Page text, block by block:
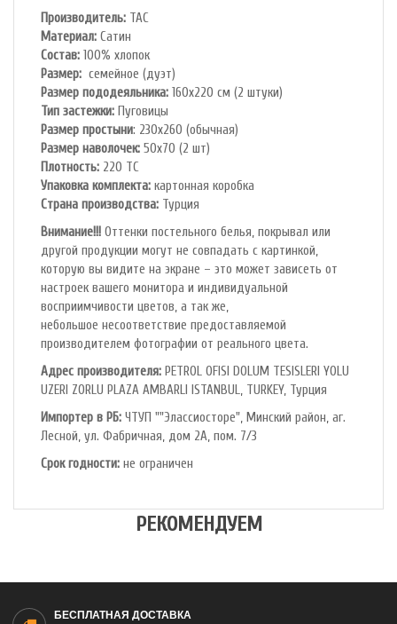
Производитель: TAC
Материал: Сатин
Состав: 100% хлопок
Размер: семейное (дуэт)
Размер пододеяльника: 160х220 см (2 штуки)
Тип застежки: Пуговицы
Размер простыни: 230х260 (обычная)
Размер наволочек: 50х70 (2 шт)
Плотность: 220 ТС
Упаковка комплекта: картонная коробка
Cтрана производства: Турция
Внимание!!! Оттенки постельного белья, покрывал или
другой продукции могут не совпадать с картинкой,
которую вы видите на экране – это может зависеть от
настроек вашего монитора и индивидуальной
восприимчивости цветов, а так же,
небольшое несоответствие предоставляемой
производителем фотографии от реального цвета.
Адрес производителя: PETROL OFlSl DOLUM TESISLERI YOLU
UZERI ZORLU PLAZA AMBARLI ISTANBUL, TURKEY, Турция
Импортер в РБ: ЧТУП ""Элассиосторе", Минский район, аг.
Лесной, ул. Фабричная, дом 2А, пом. 7/3
Срок годности: не ограничен
РЕКОМЕНДУЕМ
БЕСПЛАТНАЯ ДОСТАВКА